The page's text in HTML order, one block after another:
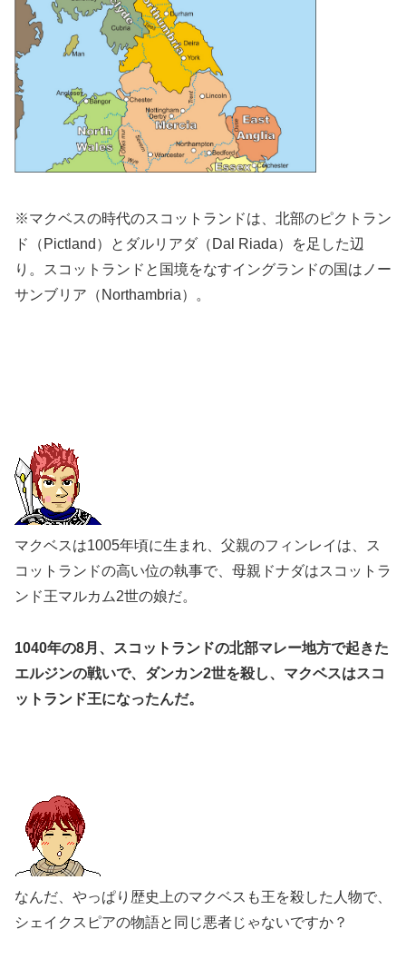
※マクベスの時代のスコットランドは、北部のピクトラン
ド（Pictland）とダルリアダ（Dal Riada）を足した辺
り。スコットランドと国境をなすイングランドの国はノー
サンブリア（Northambria）。
マクベスは1005年頃に生まれ、父親のフィンレイは、ス
コットランドの高い位の執事で、母親ドナダはスコットラ
ンド王マルカム2世の娘だ。
1040年の8月、スコットランドの北部マレー地方で起きた
エルジンの戦いで、ダンカン2世を殺し、マクベスはスコ
ットランド王になったんだ。
なんだ、やっぱり歴史上のマクベスも王を殺した人物で、
シェイクスピアの物語と同じ悪者じゃないですか？